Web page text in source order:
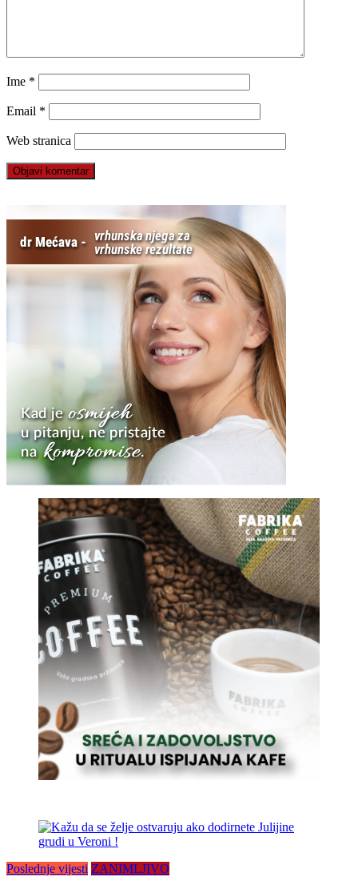
Ime *
Email *
Web stranica
Poslednje vijesti ZANIMLJIVO